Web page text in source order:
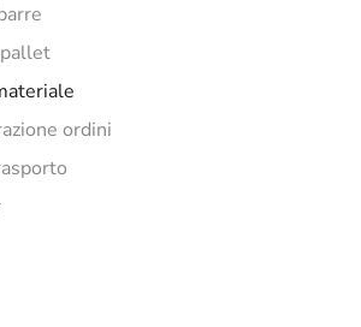
ordini